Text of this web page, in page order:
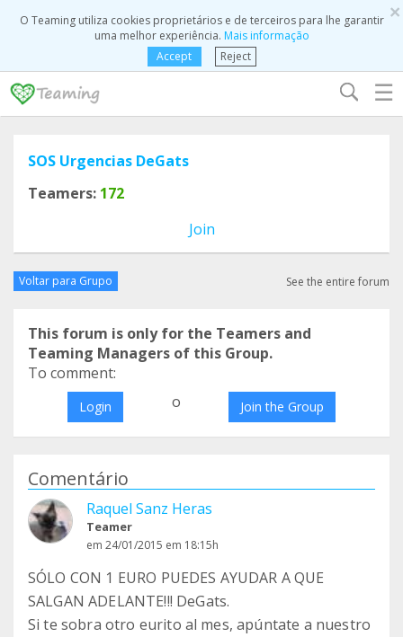
×
O Teaming utiliza cookies proprietários e de terceiros para lhe garantir
uma melhor experiência. Mais informação
Accept
Reject
☰
SOS Urgencias DeGats
Teamers: 172
Join
Voltar para Grupo See the entire forum
This forum is only for the Teamers and
Teaming Managers of this Group.
To comment:
Login o Join the Group
Comentário
Raquel Sanz Heras
Teamer
em 24/01/2015 em 18:15h
SÓLO CON 1 EURO PUEDES AYUDAR A QUE
SALGAN ADELANTE!!! DeGats.
Si te sobra otro eurito al mes, apúntate a nuestro